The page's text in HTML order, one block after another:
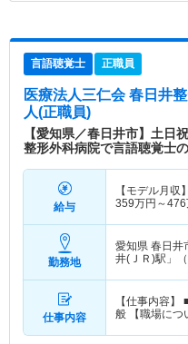
言語聴覚士 正職員
医療法人三仁会 春日井
人(正職員)
【愛知県／春日井市】土
整形外科病院で言語聴覚士
給与
【モデル月収】
359万円～476
勤務地
愛知県 春日井
井(ＪＲ)駅」
仕事内容
【仕事内容
般 【職場